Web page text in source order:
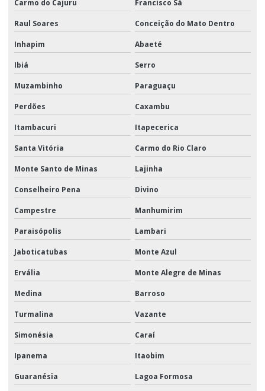
Carmo do Cajuru Francisco Sá
Raul Soares Conceição do Mato Dentro
Inhapim Abaeté
Ibiá Serro
Muzambinho Paraguaçu
Perdões Caxambu
Itambacuri Itapecerica
Santa Vitória Carmo do Rio Claro
Monte Santo de Minas Lajinha
Conselheiro Pena Divino
Campestre Manhumirim
Paraisópolis Lambari
Jaboticatubas Monte Azul
Ervália Monte Alegre de Minas
Medina Barroso
Turmalina Vazante
Simonésia Caraí
Ipanema Itaobim
Guaranésia Lagoa Formosa